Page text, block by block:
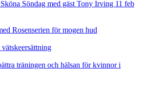
Söndag med gäst Tony Irving 11 feb
Rosenserien för mogen hud
träningen och hälsan för kvinnor i